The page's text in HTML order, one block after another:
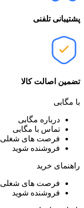
پشتیبانی تلفنی
تضمین اصالت کالا
با مگابی
درباره مگابی
تماس با مگابی
فرصت های شغلی
فروشنده شوید
راهنمای خرید
فرصت های شغلی
فروشنده شوید